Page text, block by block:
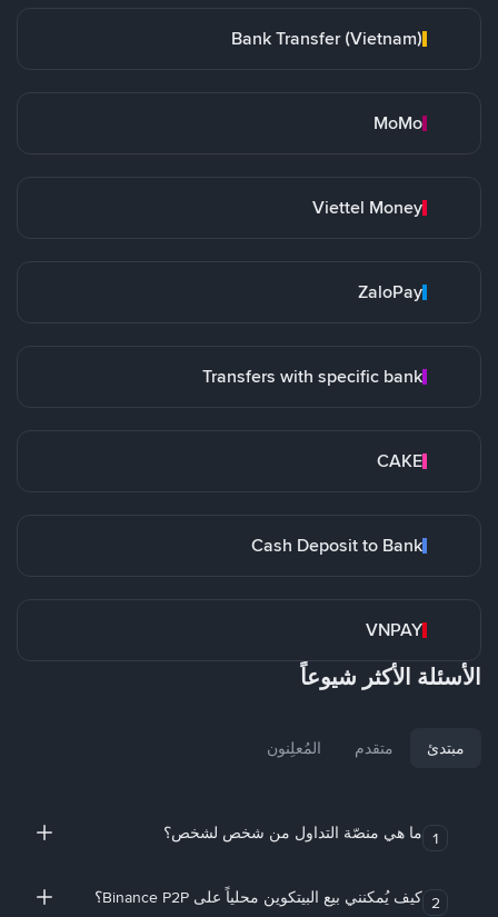
Bank Transfer (Vietnam)
MoMo
Viettel Money
ZaloPay
Transfers with specific bank
CAKE
Cash Deposit to Bank
VNPAY
الأسئلة الأكثر شيوعاً
مبتدئ متقدم المُعلِنون
1 ما هي منصّة التداول من شخص لشخص؟
2 كيف يُمكنني بيع البيتكوين محلياً على Binance P2P؟